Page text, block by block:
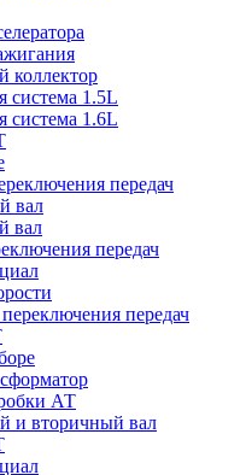
коллектор
система 1.5L
система 1.6L
передач
вал
вал
передач
передач
АТ
и вторичный вал